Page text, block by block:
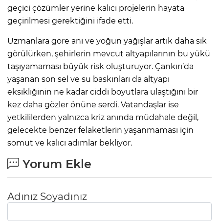
geçici çözümler yerine kalıcı projelerin hayata
geçirilmesi gerektiğini ifade etti.
Uzmanlara göre ani ve yoğun yağışlar artık daha sık
görülürken, şehirlerin mevcut altyapılarının bu yükü
taşıyamaması büyük risk oluşturuyor. Çankırı’da
yaşanan son sel ve su baskınları da altyapı
eksikliğinin ne kadar ciddi boyutlara ulaştığını bir
kez daha gözler önüne serdi. Vatandaşlar ise
yetkililerden yalnızca kriz anında müdahale değil,
gelecekte benzer felaketlerin yaşanmaması için
somut ve kalıcı adımlar bekliyor.
Yorum Ekle
Adınız Soyadınız